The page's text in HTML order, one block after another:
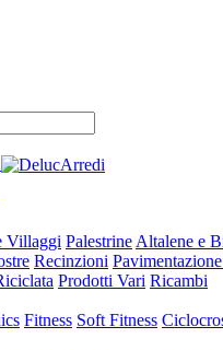
Villaggi Palestrine Altalene e
Recinzioni
Prodotti Vari Ricambi
Fitness Soft Fitness